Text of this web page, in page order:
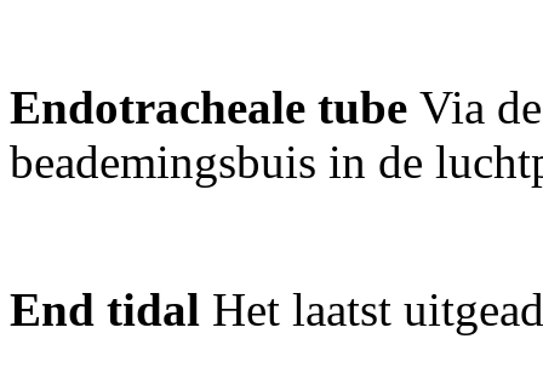
Endotracheale tube Via
beademingsbuis in de
End tidal Het laatst